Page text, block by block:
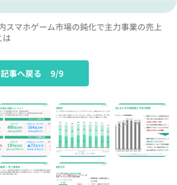
スマホゲーム市場の鈍化で主力事業の売上
は
事へ戻る 9/9